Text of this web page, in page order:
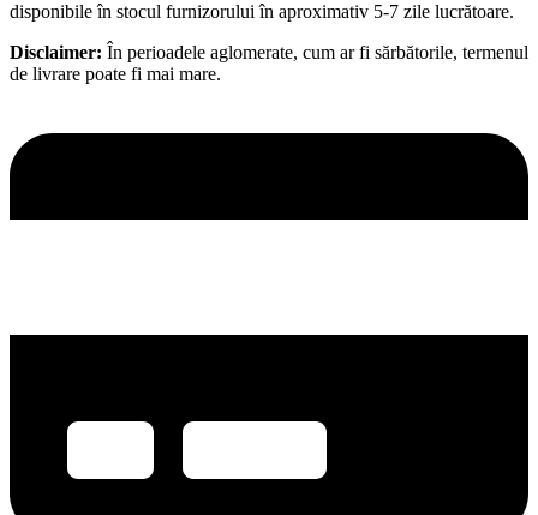
disponibile în stocul furnizorului în aproximativ 5-7 zile lucrătoare.
Disclaimer: În perioadele aglomerate, cum ar fi sărbătorile, termenul
de livrare poate fi mai mare.